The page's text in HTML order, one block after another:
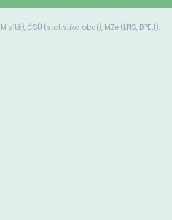
sítě), ČSÚ (statistika obcí), MZe (LPIS, BPEJ).